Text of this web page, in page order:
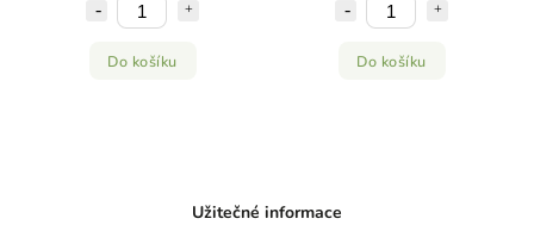
Do košíku Do košíku
Užitečné informace